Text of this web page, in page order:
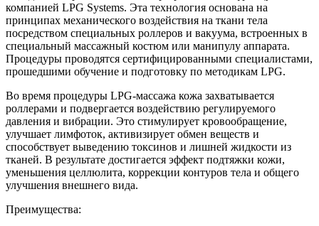
компанией LPG Systems. Эта технология основана на
принципах механического воздействия на ткани тела
посредством специальных роллеров и вакуума, встроенных в
специальный массажный костюм или манипулу аппарата.
Процедуры проводятся сертифицированными специалистами,
прошедшими обучение и подготовку по методикам LPG.
Во время процедуры LPG-массажа кожа захватывается
роллерами и подвергается воздействию регулируемого
давления и вибрации. Это стимулирует кровообращение,
улучшает лимфоток, активизирует обмен веществ и
способствует выведению токсинов и лишней жидкости из
тканей. В результате достигается эффект подтяжки кожи,
уменьшения целлюлита, коррекции контуров тела и общего
улучшения внешнего вида.
Преимущества: